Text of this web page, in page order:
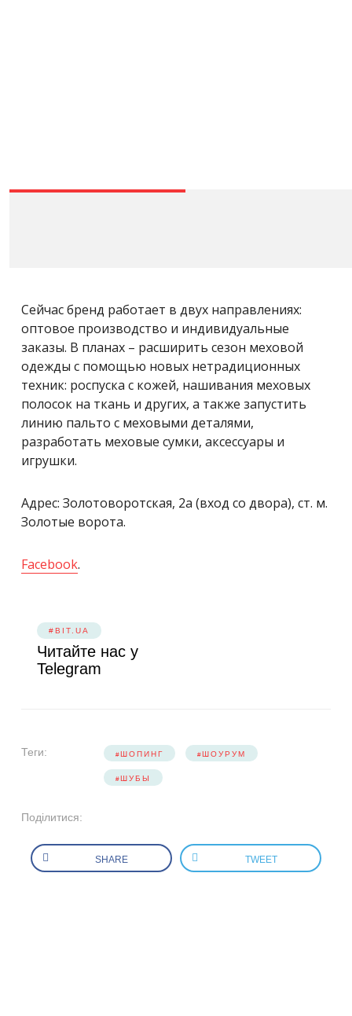
Сейчас бренд работает в двух направлениях:
оптовое производство и индивидуальные
заказы. В планах – расширить сезон меховой
одежды с помощью новых нетрадиционных
техник: роспуска с кожей, нашивания меховых
полосок на ткань и других, а также запустить
линию пальто с меховыми деталями,
разработать меховые сумки, аксессуары и
игрушки.
Адрес: Золотоворотская, 2а (вход со двора), ст. м.
Золотые ворота.
Facebook.
#BIT.UA
Читайте нас у
Telegram
Теги: ШОПИНГ ШОУРУМ
ШУБЫ
Поділитися:
SHARE TWEET